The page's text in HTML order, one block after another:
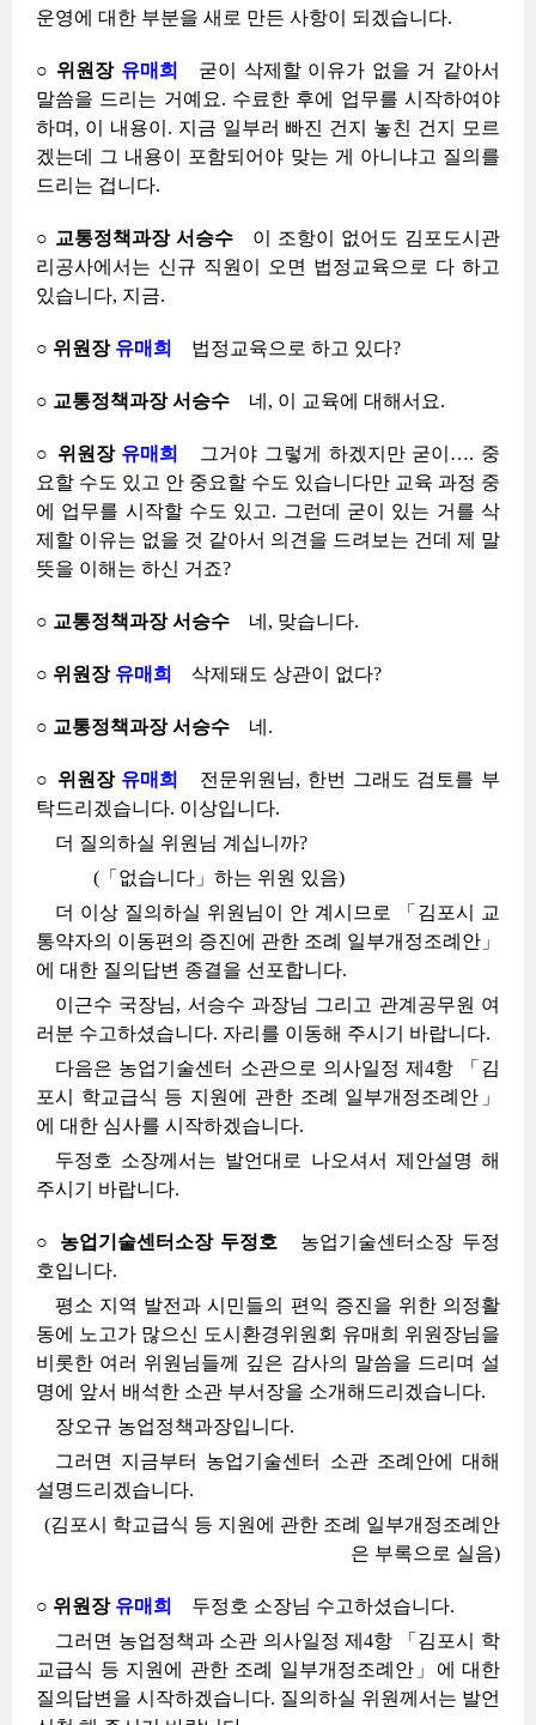
운영에 대한 부분을 새로 만든 사항이 되겠습니다.
○ 위원장 유매희
굳이 삭제할 이유가 없을 거 같아서
말씀을 드리는 거예요. 수료한 후에 업무를 시작하여야
하며, 이 내용이. 지금 일부러 빠진 건지 놓친 건지 모르
겠는데 그 내용이 포함되어야 맞는 게 아니냐고 질의를
드리는 겁니다.
○ 교통정책과장 서승수
이 조항이 없어도 김포도시관
리공사에서는 신규 직원이 오면 법정교육으로 다 하고
있습니다, 지금.
○ 위원장 유매희 법정교육으로 하고 있다?
○ 교통정책과장 서승수 네, 이 교육에 대해서요.
○ 위원장 유매희
그거야 그렇게 하겠지만 굳이…. 중
요할 수도 있고 안 중요할 수도 있습니다만 교육 과정 중
에 업무를 시작할 수도 있고. 그런데 굳이 있는 거를 삭
제할 이유는 없을 것 같아서 의견을 드려보는 건데 제 말
뜻을 이해는 하신 거죠?
○ 교통정책과장 서승수 네, 맞습니다.
○ 위원장 유매희 삭제돼도 상관이 없다?
○ 교통정책과장 서승수 네.
○ 위원장 유매희
전문위원님, 한번 그래도 검토를 부
탁드리겠습니다. 이상입니다.
더 질의하실 위원님 계십니까?
(「없습니다」하는 위원 있음)
더 이상 질의하실 위원님이 안 계시므로 「김포시 교
통약자의 이동편의 증진에 관한 조례 일부개정조례안」
에 대한 질의답변 종결을 선포합니다.
이근수 국장님, 서승수 과장님 그리고 관계공무원 여
러분 수고하셨습니다. 자리를 이동해 주시기 바랍니다.
다음은 농업기술센터 소관으로 의사일정 제4항 「김
포시 학교급식 등 지원에 관한 조례 일부개정조례안」
에 대한 심사를 시작하겠습니다.
두정호 소장께서는 발언대로 나오셔서 제안설명 해
주시기 바랍니다.
○ 농업기술센터소장 두정호
농업기술센터소장 두정
호입니다.
평소 지역 발전과 시민들의 편익 증진을 위한 의정활
동에 노고가 많으신 도시환경위원회 유매희 위원장님을
비롯한 여러 위원님들께 깊은 감사의 말씀을 드리며 설
명에 앞서 배석한 소관 부서장을 소개해드리겠습니다.
장오규 농업정책과장입니다.
그러면 지금부터 농업기술센터 소관 조례안에 대해
설명드리겠습니다.
(김포시 학교급식 등 지원에 관한 조례 일부개정조례안
은 부록으로 실음)
○ 위원장 유매희
두정호 소장님 수고하셨습니다.
그러면 농업정책과 소관 의사일정 제4항 「김포시 학
교급식 등 지원에 관한 조례 일부개정조례안」에 대한
질의답변을 시작하겠습니다. 질의하실 위원께서는 발언